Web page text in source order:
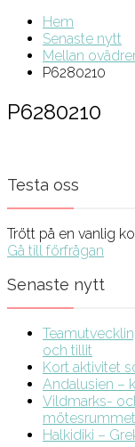
Hem
Senaste nytt
Mellan
P6280210
P6280210
Testa oss
Trött på en vanlig
Gå till förfrågan
Senaste nytt
och tillit
Kort aktivitet
Andalusien –
Vildmarks-
mötesrummet
Halkidiki –